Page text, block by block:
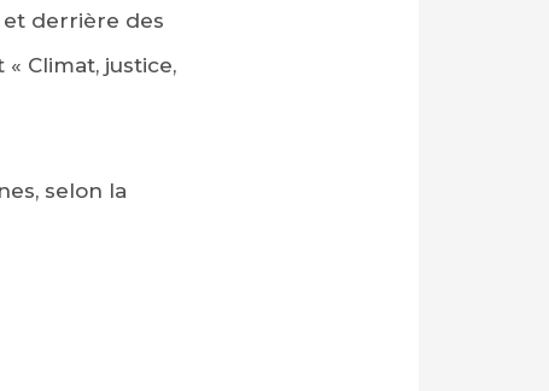
et derrière des
Climat, justice,
selon la